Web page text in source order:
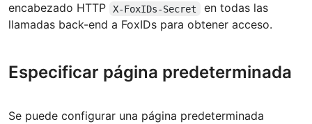
encabezado HTTP
X-FoxIDs-Secret
en todas las
llamadas back-end a FoxIDs para obtener acceso.
Especificar página predeterminada
Se puede configurar una página predeterminada